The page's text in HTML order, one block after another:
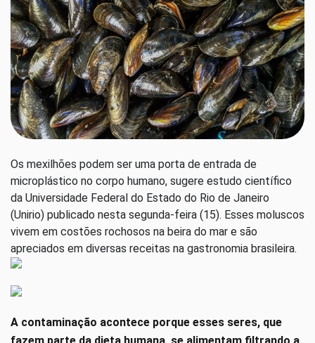
Os mexilhões podem ser uma porta de entrada de
microplástico no corpo humano, sugere estudo científico
da Universidade Federal do Estado do Rio de Janeiro
(Unirio) publicado nesta segunda-feira (15). Esses moluscos
vivem em costões rochosos na beira do mar e são
apreciados em diversas receitas na gastronomia brasileira.
A contaminação acontece porque esses seres, que